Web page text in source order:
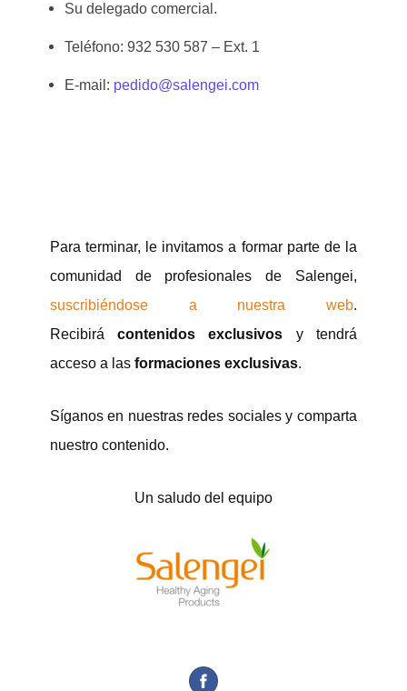
Su delegado comercial.
Teléfono: 932 530 587 – Ext. 1
E-mail: pedido@salengei.com
Para terminar, le invitamos a formar parte de la
comunidad de profesionales de Salengei,
suscribiéndose a nuestra web.
Recibirácontenidos exclusivos y tendrá
acceso a las formaciones exclusivas.
Síganos en nuestras redes sociales y comparta
nuestro contenido.
Un saludo del equipo